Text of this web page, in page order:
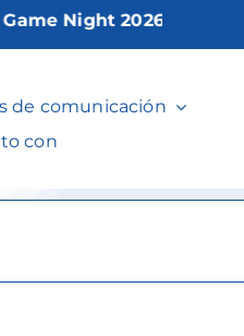
Night 2026!
de comunicación
con